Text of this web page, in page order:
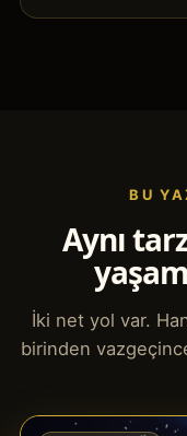
BU
Aynı
İki net yol var.
birinden